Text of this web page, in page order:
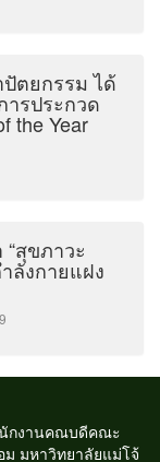
ตยกรรม ได้
ารประกวด
the Year
สุขภาวะ
ลังกายแฝง
นักงานคณบดีคณะ
มหาวิทยาลัยแม่โจ้